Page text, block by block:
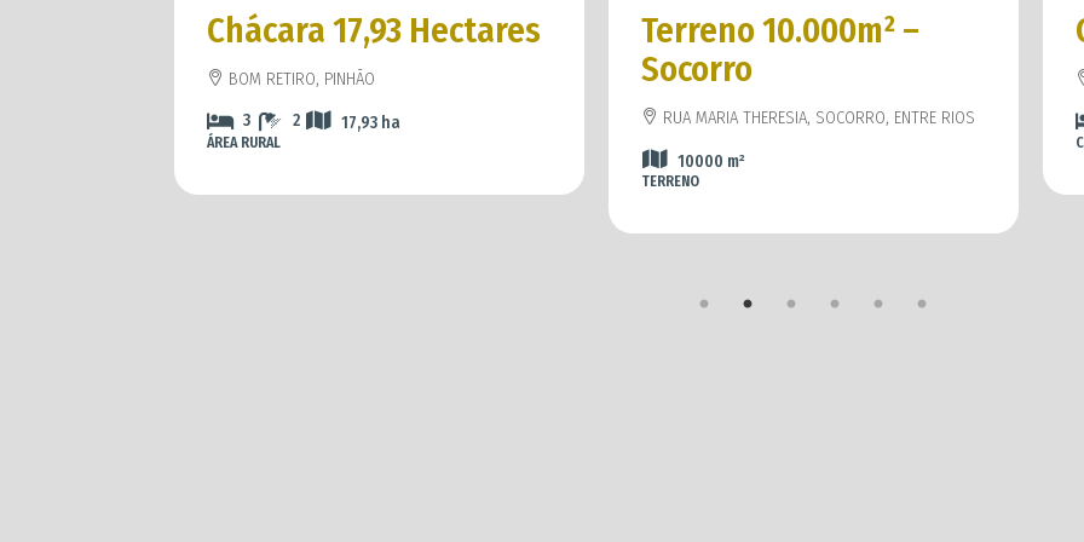
Chácara 17,93 Hectares
BOM RETIRO, PINHÃO
3
2 17,93 ha
ÁREA RURAL
Terreno 10.000m² –
Socorro
RUA MARIA THERESIA, SOCORRO, ENTRE RIOS
10000 m²
TERRENO